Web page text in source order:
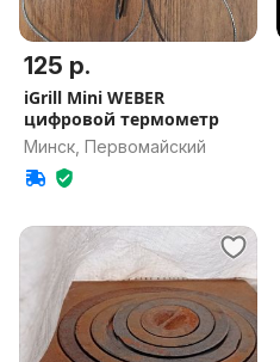
125 р.
iGrill Mini WEBER
цифровой термометр
Минск, Первомайский